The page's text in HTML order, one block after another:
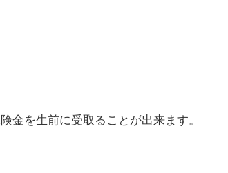
金を生前に受取ることが出来ます。